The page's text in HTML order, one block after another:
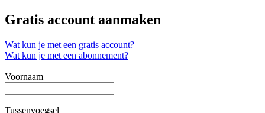
Gratis account aanmaken
Wat kun je met een gratis account?
Wat kun je met een abonnement?
Voornaam
Tussenvoegsel